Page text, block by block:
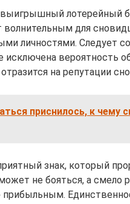
лотерейный
для
личностями. Следует
вероятность
на репутации
приснилось, к чему
знак, который
не бояться, а смело